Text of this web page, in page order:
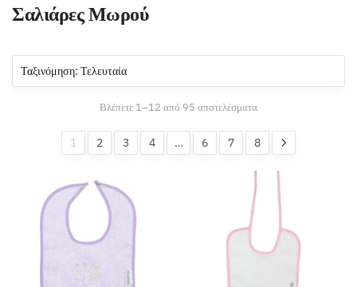
Σαλιάρες Μωρού
Βλέπετε 1–12 από 95 αποτελέσματαSorted
latest
1 2 3 4 … 6 7 8